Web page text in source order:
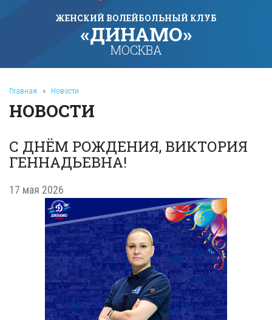
ЖЕНСКИЙ ВОЛЕЙБОЛЬНЫЙ КЛУБ
«ДИНАМО»
МОСКВА
Главная » Новости
НОВОСТИ
С ДНЁМ РОЖДЕНИЯ, ВИКТОРИЯ
ГЕННАДЬЕВНА!
17 мая 2026